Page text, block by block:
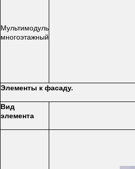
Мультимодуль
многоэтажный
Элементы к фасаду.
Вид
элемента